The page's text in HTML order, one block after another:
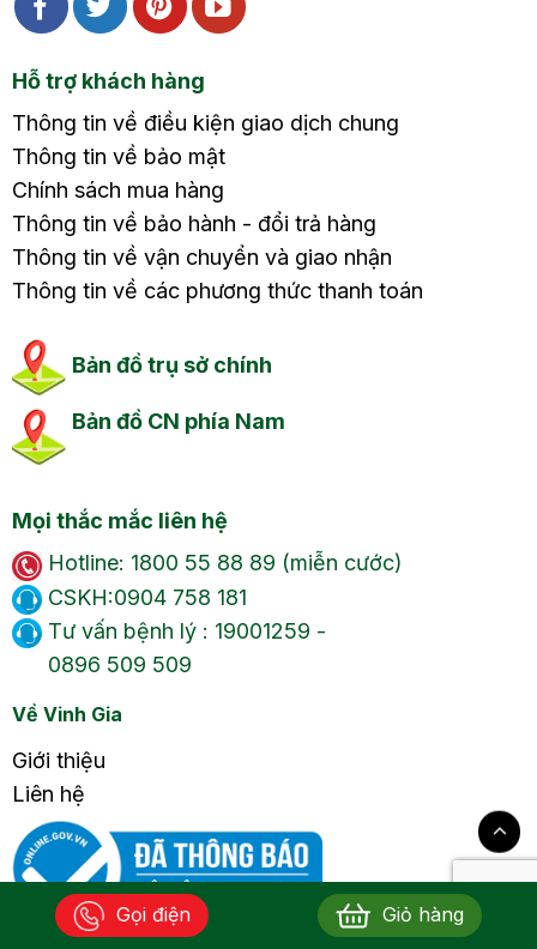
Hỗ trợ khách hàng
Thông tin về điều kiện giao dịch chung
Thông tin về bảo mật
Chính sách mua hàng
Thông tin về bảo hành - đổi trả hàng
Thông tin về vận chuyển và giao nhận
Thông tin về các phương thức thanh toán
Bản đồ trụ sở chính
Bản đồ CN phía Nam
Mọi thắc mắc liên hệ
Hotline: 1800 55 88 89 (miễn cước)
CSKH:0904 758 181
Tư vấn bệnh lý : 19001259 -
0896 509 509
Về Vinh Gia
Giới thiệu
Liên hệ
Gọi điện Giỏ hàng